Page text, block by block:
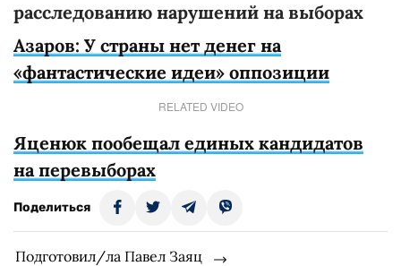
расследованию нарушений на выборах
Азаров: У страны нет денег на
«фантастические идеи» оппозиции
RELATED VIDEO
Яценюк пообещал единых кандидатов
на перевыборах
Поделиться
Подготовил/ла Павел Заяц